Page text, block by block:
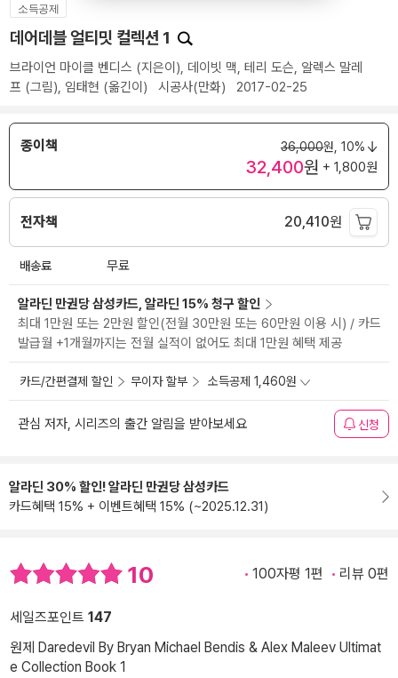
소득공제
데어데블 얼티밋 컬렉션 1
브라이언 마이클 벤디스 (지은이), 데이빗 맥, 테리 도슨, 알렉스 말레
프 (그림), 임태현 (옮긴이) 시공사(만화) 2017-02-25
종이책 36,000원, 10%
32,400원 + 1,800원
전자책 20,410원
배송료 무료
알라딘 만권당 삼성카드, 알라딘 15% 청구 할인
최대 1만원 또는 2만원 할인(전월 30만원 또는 60만원 이용 시) / 카드
발급월 +1개월까지는 전월 실적이 없어도 최대 1만원 혜택 제공
카드/간편결제 할인 무이자 할부 소득공제 1,460원
관심 저자, 시리즈의 출간 알림을 받아보세요 신청
알라딘 30% 할인! 알라딘 만권당 삼성카드
카드혜택 15% + 이벤트혜택 15% (~2025.12.31)
10 100자평 1편 리뷰 0편
세일즈포인트 147
원제 Daredevil By Bryan Michael Bendis & Alex Maleev Ultimat
e Collection Book 1